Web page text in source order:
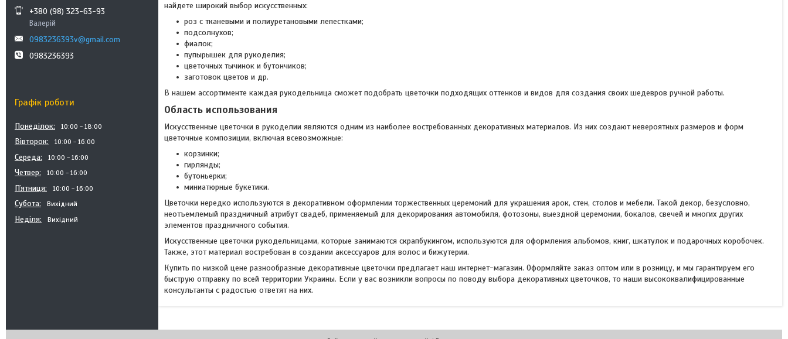
+380 (98) 323-63-93
Валерій
0983236393v@gmail.com
0983236393
Графік роботи
Понеділок 10:00 18:00
Вівторок 10:00 16:00
Середа 10:00 16:00
Четвер 10:00 16:00
Пʼятниця 10:00 16:00
Субота Вихідний
Неділя Вихідний
найдете широкий выбор искусственных:
роз с тканевыми и полиуретановыми лепестками;
подсолнухов;
фиалок;
пупырышек для рукоделия;
цветочных тычинок и бутончиков;
заготовок цветов и др.
В нашем ассортименте каждая рукодельница сможет подобрать цветочки подходящих оттенков и видов для создания своих шедевров ручной работы.
Область использования
Искусственные цветочки в рукоделии являются одним из наиболее востребованных декоративных материалов. Из них создают невероятных размеров и форм
цветочные композиции, включая всевозможные:
корзинки;
гирлянды;
бутоньерки;
миниатюрные букетики.
Цветочки нередко используются в декоративном оформлении торжественных церемоний для украшения арок, стен, столов и мебели. Такой декор, безусловно,
неотъемлемый праздничный атрибут свадеб, применяемый для декорирования автомобиля, фотозоны, выездной церемонии, бокалов, свечей и многих других
элементов праздничного события.
Искусственные цветочки рукодельницами, которые занимаются скрапбукингом, используются для оформления альбомов, книг, шкатулок и подарочных коробочек.
Также, этот материал востребован в создании аксессуаров для волос и бижутерии.
Купить по низкой цене разнообразные декоративные цветочки предлагает наш интернет-магазин. Оформляйте заказ оптом или в розницу, и мы гарантируем его
быструю отправку по всей территории Украины. Если у вас возникли вопросы по поводу выбора декоративных цветочков, то наши высококвалифицированные
консультанты с радостью ответят на них.